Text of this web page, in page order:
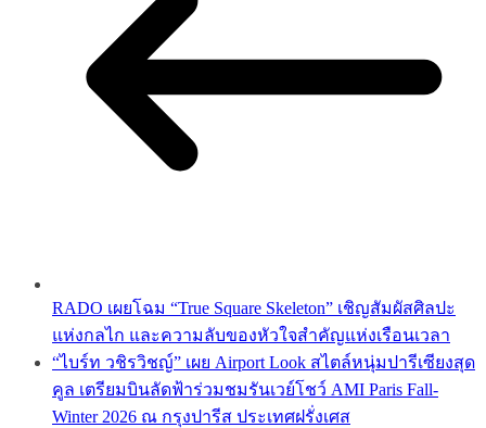
RADO เผยโฉม “True Square Skeleton” เชิญสัมผัสศิลปะ
แห่งกลไก และความลับของหัวใจสำคัญแห่งเรือนเวลา
“ไบร์ท วชิรวิชญ์” เผย Airport Look สไตล์หนุ่มปารีเซียงสุด
คูล เตรียมบินลัดฟ้าร่วมชมรันเวย์โชว์ AMI Paris Fall-
Winter 2026 ณ กรุงปารีส ประเทศฝรั่งเศส